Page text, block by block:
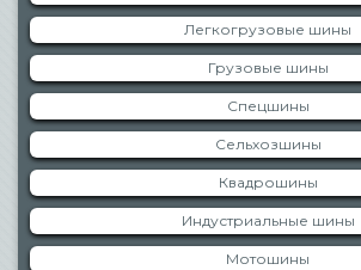
Легкогрузовые шины
Грузовые шины
Спецшины
Сельхозшины
Квадрошины
Индустриальные шины
Мотошины